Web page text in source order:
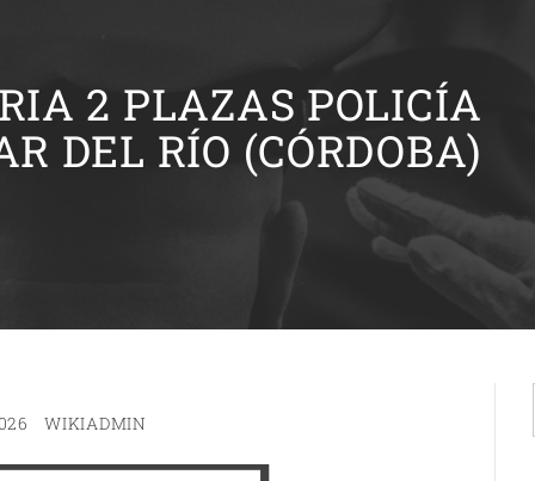
2 PLAZAS POLICÍA
DEL RÍO (CÓRDOBA)
WIKIADMIN